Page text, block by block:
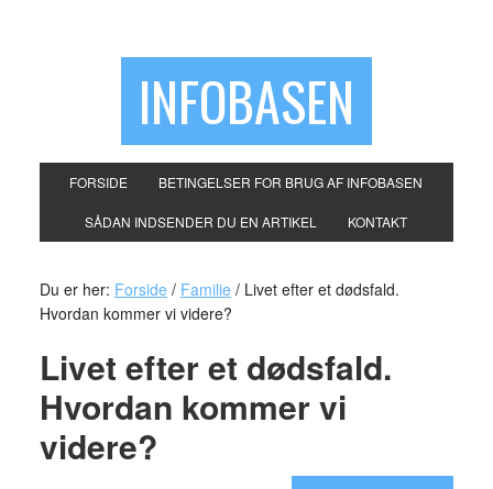
INFOBASEN
FORSIDE BETINGELSER FOR BRUG AF INFOBASEN
SÅDAN INDSENDER DU EN ARTIKEL KONTAKT
Du er her: Forside / Familie /Livet efter et dødsfald.
Hvordan kommer vi videre?
Livet efter et dødsfald.
Hvordan kommer vi
videre?